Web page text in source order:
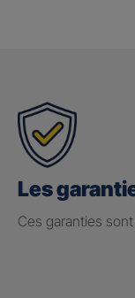
Les
Ces garanties